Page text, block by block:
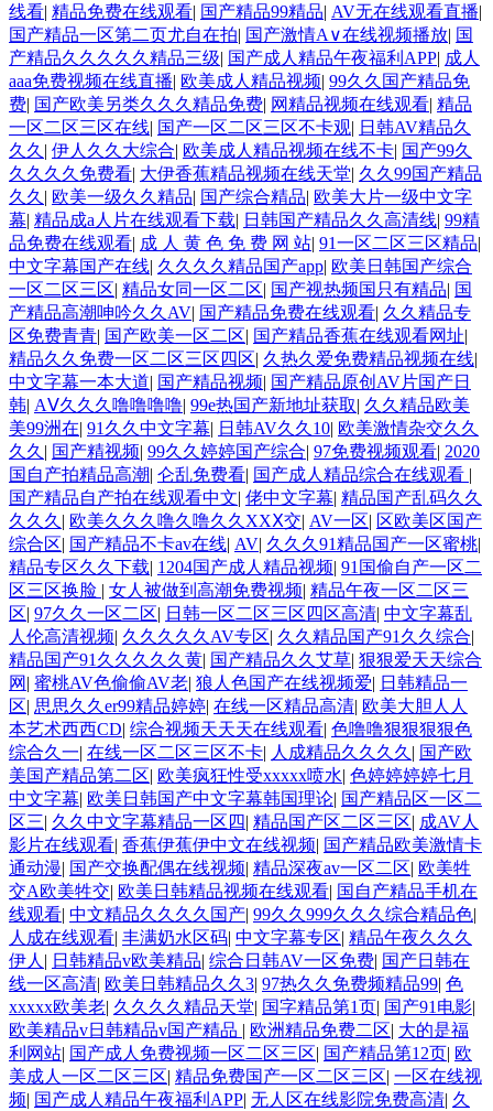
线看| 精品免费在线观看| 国产精品99精品| AV无在线观看直播|
国产精品一区第二页尤自在拍| 国产激情A∨在线视频播放| 国
产精品久久久久久精品三级| 国产成人精品午夜福利APP| 成人
aaa免费视频在线直播| 欧美成人精品视频| 99久久国产精品免
费| 国产欧美另类久久久精品免费| 网精品视频在线观看| 精品
一区二区三区在线| 国产一区二区三区不卡观| 日韩AV精品久
久久 | 伊人久久大综合| 欧美成人精品视频在线不卡| 国产99久
久久久久免费看| 大伊香蕉精品视频在线天堂| 久久99国产精品
久久 | 欧美一级久久精品| 国产综合精品| 欧美大片一级中文字
幕| 精品成a人片在线观看下载| 日韩国产精品久久高清线| 99精
品免费在线观看| 成 人 黄 色 免 费 网 站| 91一区二区三区精品|
中文字幕国产在线| 久久久久精品国产app| 欧美日韩国产综合
一区二区三区| 精品女同一区二区| 国产视热频国只有精品| 国
产精品高潮呻吟久久AV| 国产精品免费在线观看| 久久精品专
区免费青青| 国产欧美一区二区| 国产精品香蕉在线观看网址|
精品久久免费一区二区三区四区| 久热久爱免费精品视频在线|
中文字幕一本大道| 国产精品视频| 国产精品原创AV片国产日
韩| AⅤ久久久噜噜噜噜| 99e热国产新地址获取| 久久精品欧美
美99洲在| 91久久中文字幕| 日韩AV久久10| 欧美激情杂交久久
久久 | 国产精视频| 99久久婷婷国产综合| 97免费视频观看| 2020
国自产拍精品高潮| 仑乱免费看| 国产成人精品综合在线观看 |
国产精品自产拍在线观看中文| 佬中文字幕| 精品国产乱码久久
久久久 | 欧美久久久噜久噜久久XXⅩ交| AV一区| 区欧美区国产
综合区| 国产精品不卡av在线| AV| 久久久91精品国产一区蜜桃|
精品专区久久下载| 1204国产成人精品视频| 91国偷自产一区二
区三区换脸 | 女人被做到高潮免费视频| 精品午夜一区二区三
区| 97久久一区二区| 日韩一区二区三区四区高清| 中文字幕乱
人伦高清视频| 久久久久久AV专区| 久久精品国产91久久综合|
精品国产91久久久久久黄| 国产精品久久艾草| 狠狠爱天天综合
网 | 蜜桃AV色偷偷AV老| 狼人色国产在线视频爱| 日韩精品一
区| 思思久久er99精品婷婷| 在线一区精品高清| 欧美大胆人人
本艺术西西CD| 综合视频天天天在线观看| 色噜噜狠狠狠狠色
综合久一| 在线一区二区三区不卡| 人成精品久久久久 | 国产欧
美国产精品第二区| 欧美疯狂性受xxxxx喷水| 色婷婷婷婷七月
中文字幕| 欧美日韩国产中文字幕韩国理论| 国产精品区一区二
区三| 久久中文字幕精品一区四| 精品国产区二区三区| 成AV人
影片在线观看| 香蕉伊蕉伊中文在线视频| 国产精品欧美激情卡
通动漫| 国产交换配偶在线视频| 精品深夜av一区二区| 欧美牲
交A欧美牲交| 欧美日韩精品视频在线观看| 国自产精品手机在
线观看| 中文精品久久久久国产| 99久久999久久久综合精品色|
人成在线观看| 丰满奶水区码| 中文字幕专区| 精品午夜久久久
伊人 | 日韩精品v欧美精品| 综合日韩AV一区免费| 国产日韩在
线一区高清| 欧美日韩精品久久3| 97热久久免费频精品99| 色
xxxxx欧美老| 久久久久精品天堂| 国字精品第1页| 国产91电影|
欧美精品v日韩精品v国产精品 | 欧洲精品免费二区| 大的是福
利网站| 国产成人免费视频一区二区三区| 国产精品第12页| 欧
美成人一区二区三区| 精品免费国产一区二区三区| 一区在线视
频| 国产成人精品午夜福利APP| 无人区在线影院免费高清| 久